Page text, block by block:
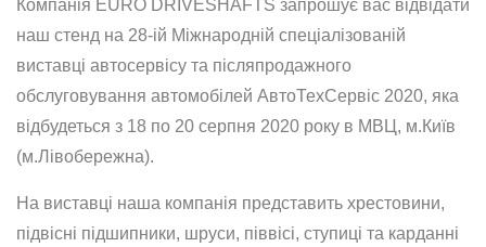
Компанія EURO DRIVESHAFTS запрошує вас відвідати
наш стенд на 28-ій Міжнародній спеціалізованій
виставці автосервісу та післяпродажного
обслуговування автомобілей АвтоТехСервіс 2020, яка
відбудеться з 18 по 20 серпня 2020 року в МВЦ, м.Київ
(м.Лівобережна).
На виставці наша компанія представить хрестовини,
підвісні підшипники, шруси, піввісі, ступиці та карданні